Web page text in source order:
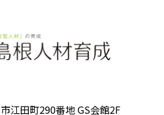
江田町290番地 GS会館2F